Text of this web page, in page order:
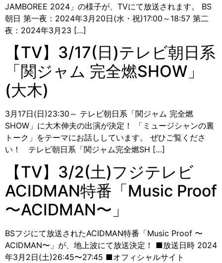
JAMBOREE 2024」の様子が、TVにて放送されます。 BS
朝日 第一夜：2024年3月20日(水・祝)17:00～18:57 第二
夜：2024年3月23 […]
【TV】3/17(日)テレビ朝日系
「関ジャム 完全燃SHOW」
(大木)
3月17日(日)23:30～ テレビ朝日系「関ジャム 完全燃
SHOW」に大木伸夫の出演が決定！ 「ミュージシャンの裏
トーク」をテーマにお話ししています。 ぜひご覧くださ
い！ テレビ朝日系「関ジャム完全燃SH […]
【TV】3/2(土)フジテレビ
ACIDMAN特番「Music Proof
〜ACIDMAN〜」
BSフジにて放送されたACIDMAN特番「Music Proof 〜
ACIDMAN〜」が、地上波にて放送決定！ ■放送日時 2024
年3月2日(土)26:45〜27:45 ■オフィシャルサイト